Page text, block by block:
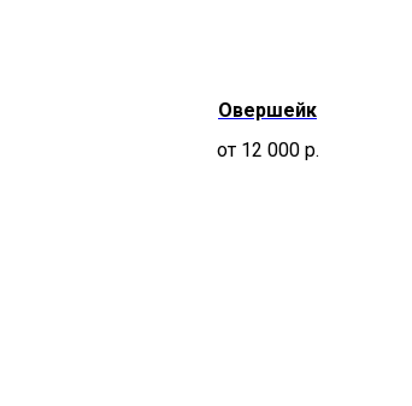
Овершейк
от 12 000 р.